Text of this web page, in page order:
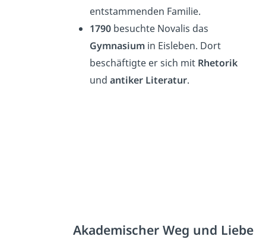
entstammenden Familie.
1790 besuchte Novalis das
Gymnasium in Eisleben. Dort
beschäftigte er sich mit Rhetorik
undantiker Literatur.
Akademischer Weg und Liebe